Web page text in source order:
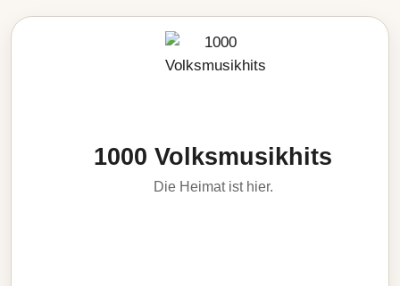
1000 Volksmusikhits
Die Heimat ist hier.